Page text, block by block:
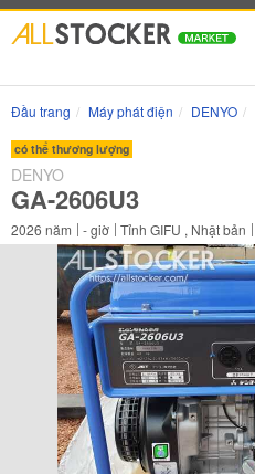
Đầu trang Máy phát điện DENYO
có thể thương lượng
DENYO
GA-2606U3
2026 năm -giờ Tỉnh GIFU , Nhật bản